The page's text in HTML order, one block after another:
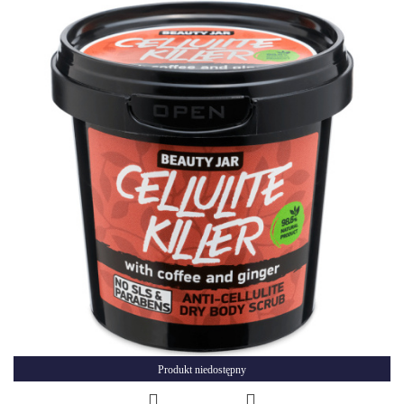
Produkt niedostępny